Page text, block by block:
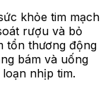
khỏe tim mạch
rượu và bỏ
tổn thương động
bám và uống
nhịp tim.